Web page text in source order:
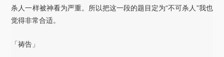
杀人一样被神看为严重。所以把这一段的题目定为“不可杀人”我也
觉得非常合适。
「祷告」